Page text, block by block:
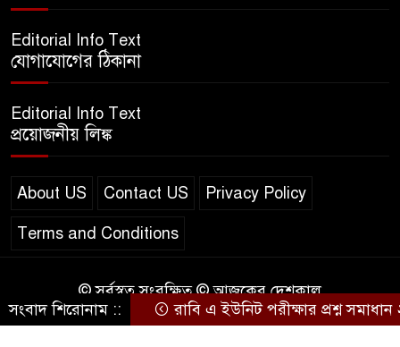
৯
১০
Editorial Info Text
যোগাযোগের ঠিকানা
Editorial Info Text
প্রয়োজনীয় লিঙ্ক
About US Contact US Privacy Policy
Terms and Conditions
© সর্বস্বত্ব সংরক্ষিত © আজকের দেশকাল
Design & Developed byBD IT HOST
সংবাদ শিরোনাম :: রাবি এ ইউনিট পরীক্ষার প্রশ্ন